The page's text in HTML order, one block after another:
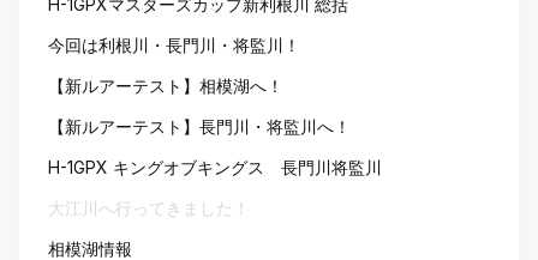
H-1GPXマスターズカップ新利根川 総括
今回は利根川・長門川・将監川！
【新ルアーテスト】相模湖へ！
【新ルアーテスト】長門川・将監川へ！
H-1GPX キングオブキングス 長門川将監川
大江川へ行ってきました！
相模湖情報